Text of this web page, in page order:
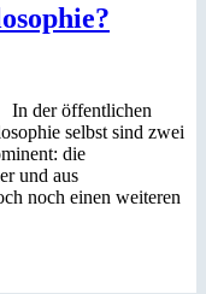
öffentlichen
selbst sind zwei
die
und aus
noch einen weiteren